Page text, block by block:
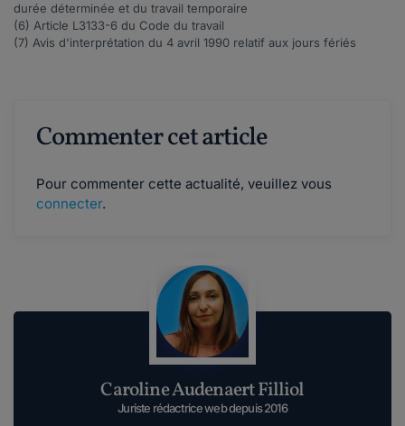
durée déterminée et du travail temporaire
(6) Article L3133-6 du Code du travail
(7) Avis d'interprétation du 4 avril 1990 relatif aux jours fériés
Commenter cet article
Pour commenter cette actualité, veuillez vous
connecter.
Caroline Audenaert Filliol
Juriste rédactrice web depuis 2016